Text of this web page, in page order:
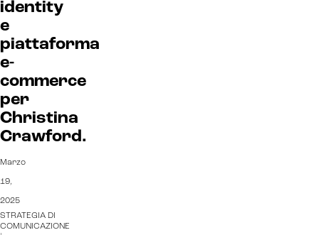
identity
e
piattaforma
e-
commerce
per
Christina
Crawford.
Marzo
19,
2025
STRATEGIA DI
COMUNICAZIONE